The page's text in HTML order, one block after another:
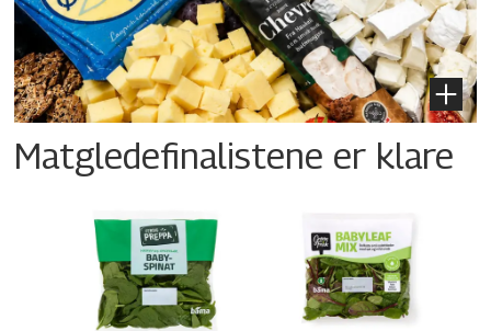
Matgledefinalistene er klare